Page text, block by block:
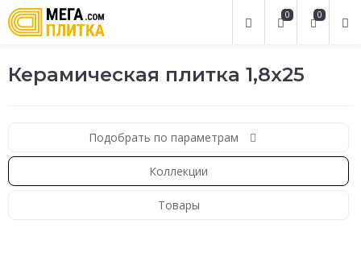
0
0
Керамическая плитка 1,8x25
Подобрать по параметрам
Коллекции
Товары